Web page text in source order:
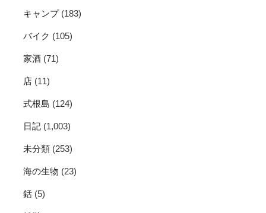
キャンプ(183)
バイク (105)
家酒 (71)
店 (11)
式根島 (124)
日記 (1,003)
未分類 (253)
海の生物 (23)
銛 (5)